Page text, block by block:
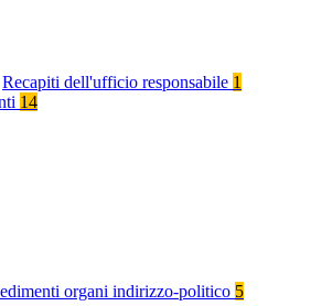
Recapiti dell'ufficio responsabile 1
14
organi indirizzo-politico 5